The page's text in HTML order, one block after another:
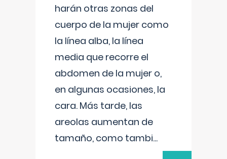
harán otras zonas del
cuerpo de la mujer como
la línea alba, la línea
media que recorre el
abdomen de la mujer o,
en algunas ocasiones, la
cara. Más tarde, las
areolas aumentan de
tamaño, como tambi...